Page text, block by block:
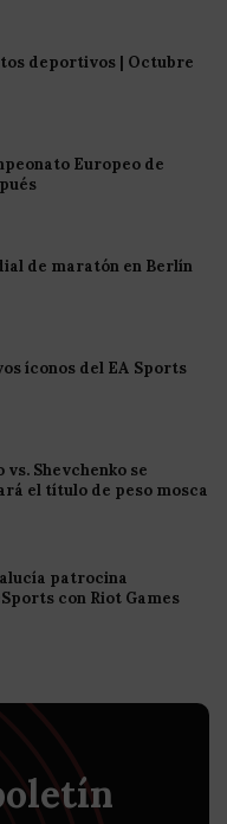
deportivos | Octubre
Europeo de
de maratón en Berlín
íconos del EA Sports
Shevchenko se
el título de peso mosca
patrocina
con Riot Games